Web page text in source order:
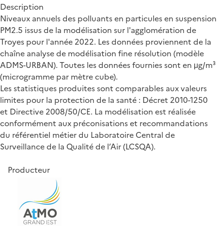
Description
Niveaux annuels des polluants en particules en suspension
PM2.5 issus de la modélisation sur l'agglomération de
Troyes pour l'année 2022. Les données proviennent de la
chaîne analyse de modélisation fine résolution (modèle
ADMS-URBAN). Toutes les données fournies sont en μg/m³
(microgramme par mètre cube).
Les statistiques produites sont comparables aux valeurs
limites pour la protection de la santé : Décret 2010-1250
et Directive 2008/50/CE. La modélisation est réalisée
conformément aux préconisations et recommandations
du référentiel métier du Laboratoire Central de
Surveillance de la Qualité de l’Air (LCSQA).
Producteur